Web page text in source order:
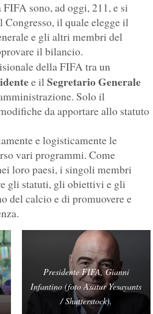
sono, ad oggi, 211, e si
il quale elegge il
e gli altri membri del
il bilancio.
della FIFA tra un
e ilSegretario Generale
Solo il
da apportare allo statuto
e logisticamente le
vari programmi. Come
loro paesi, i singoli membri
gli statuti, gli obiettivi e gli
del calcio e di promuovere e
Presidente FIFA, Gianni
Infantino (foto Asatur Yesayants
/ Shutterstock).